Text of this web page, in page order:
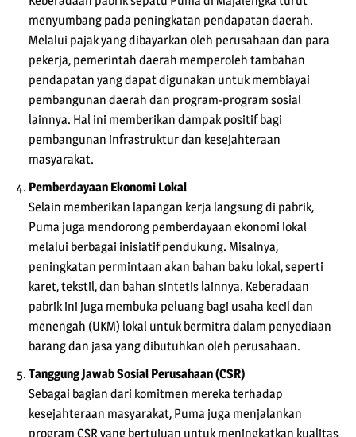
menyumbang pada peningkatan pendapatan daerah.
Melalui pajak yang dibayarkan oleh perusahaan dan para
pekerja, pemerintah daerah memperoleh tambahan
pendapatan yang dapat digunakan untuk membiayai
pembangunan daerah dan program-program sosial
lainnya. Hal ini memberikan dampak positif bagi
pembangunan infrastruktur dan kesejahteraan
masyarakat.
Pemberdayaan Ekonomi Lokal
Selain memberikan lapangan kerja langsung di pabrik,
Puma juga mendorong pemberdayaan ekonomi lokal
melalui berbagai inisiatif pendukung. Misalnya,
peningkatan permintaan akan bahan baku lokal, seperti
karet, tekstil, dan bahan sintetis lainnya. Keberadaan
pabrik ini juga membuka peluang bagi usaha kecil dan
menengah (UKM) lokal untuk bermitra dalam penyediaan
barang dan jasa yang dibutuhkan oleh perusahaan.
Tanggung Jawab Sosial Perusahaan (CSR)
Sebagai bagian dari komitmen mereka terhadap
kesejahteraan masyarakat, Puma juga menjalankan
program CSR yang bertujuan untuk meningkatkan kualitas